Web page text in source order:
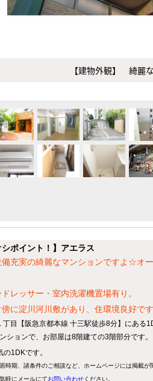
【建物外観】 綺麗
シポイント！】アエラス
実の綺麗なマンションですよ☆オ
レッサー・室内洗濯機置場有り。
に淀川河川敷があり、住環境良好です
目【阪急京都本線 十三駅徒歩8分】にある
ションで、お部屋は8階建ての3階部分です。
の1DKです。
期、諸条件のご相談など、ホームページには掲載が
軽にメールにてお問い合わせください。